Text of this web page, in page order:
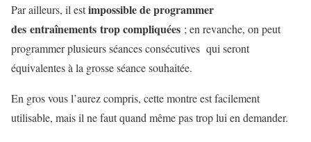
Par ailleurs, il estimpossible de programmer
des entraînements trop compliquées ; en revanche, on peut
programmer plusieurs séances consécutives qui seront
équivalentes à la grosse séance souhaitée.
En gros vous l’aurez compris, cette montre est facilement
utilisable, mais il ne faut quand même pas trop lui en demander.